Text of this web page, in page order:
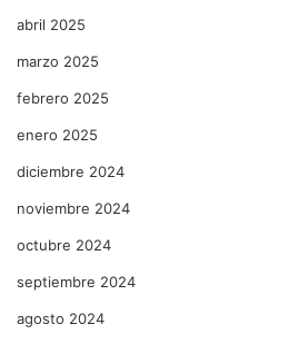
abril 2025
marzo 2025
febrero 2025
enero 2025
diciembre 2024
noviembre 2024
octubre 2024
septiembre 2024
agosto 2024